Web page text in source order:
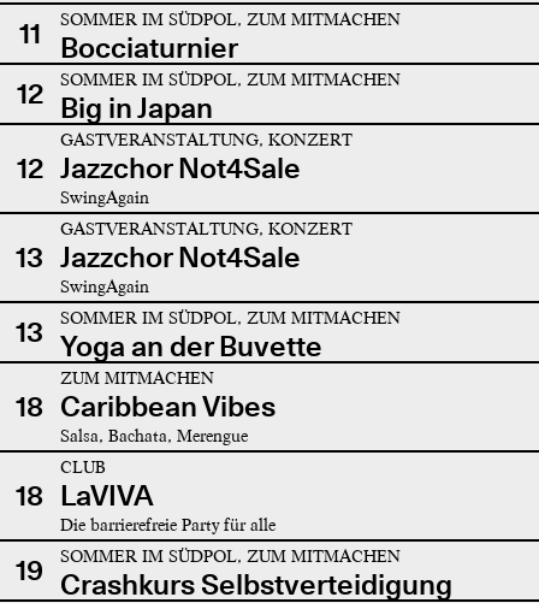
11 SOMMER IM SÜDPOL, ZUM MITMACHEN
Bocciaturnier
12
SOMMER IM SÜDPOL, ZUM MITMACHEN
Big in Japan
12
GASTVERANSTALTUNG, KONZERT
Jazzchor Not4Sale
SwingAgain
13
GASTVERANSTALTUNG, KONZERT
Jazzchor Not4Sale
SwingAgain
13 SOMMER IM SÜDPOL, ZUM MITMACHEN
Yoga an der Buvette
18
ZUM MITMACHEN
Caribbean Vibes
Salsa, Bachata, Merengue
18
CLUB
LaVIVA
Die barrierefreie Party für alle
19 SOMMER IM SÜDPOL, ZUM MITMACHEN
Crashkurs Selbstverteidigung